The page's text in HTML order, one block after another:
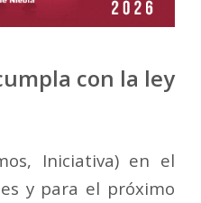
con la ley
Iniciativa) en el
y para el próximo